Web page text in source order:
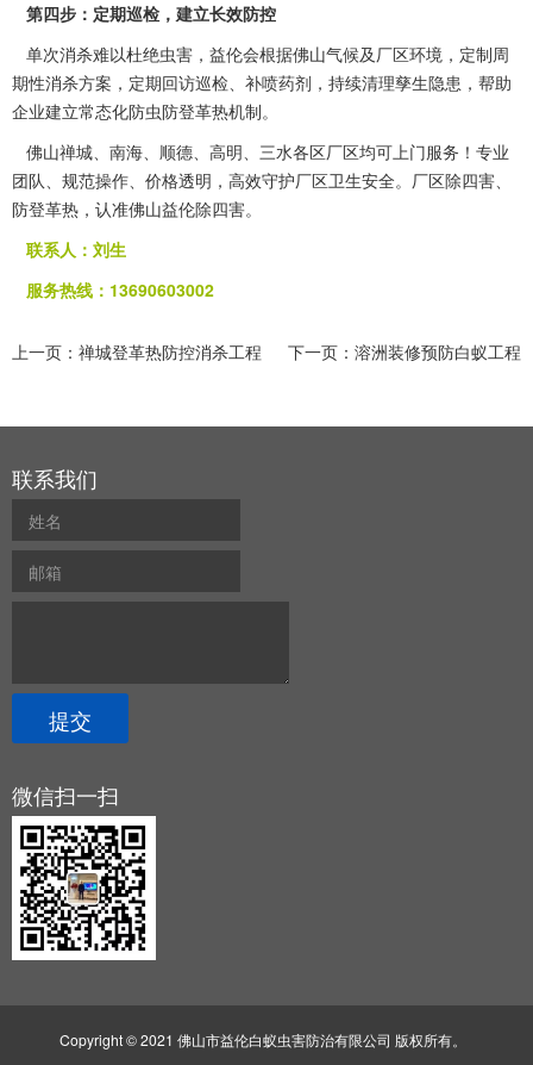
第四步：定期巡检，建立长效防控
单次消杀难以杜绝虫害，益伦会根据佛山气候及厂区环境，定制周
期性消杀方案，定期回访巡检、补喷药剂，持续清理孳生隐患，帮助
企业建立常态化防虫防登革热机制。
佛山禅城、南海、顺德、高明、三水各区厂区均可上门服务 ！专业
团队、规范操作、价格透明，高效守护厂区卫生安全。厂区除四害、
防登革热，认准佛山益伦除四害。
联系人：刘生
服务热线：13690603002
上一页： 禅城登革热防控消杀工程 下一页： 溶洲装修预防白蚁工程
联系我们
微信扫一扫
Copyright © 2021 佛山市益伦白蚁虫害防治有限公司 版权所有。